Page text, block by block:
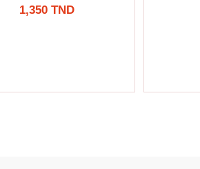
1,350 TND